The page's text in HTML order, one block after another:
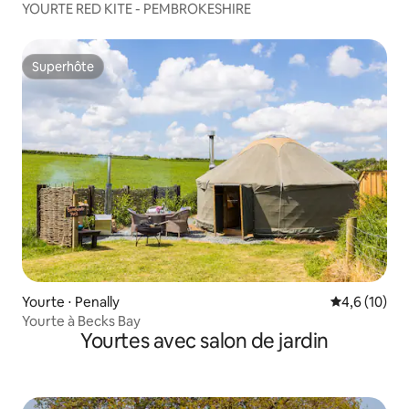
YOURTE RED KITE - PEMBROKESHIRE
Superhôte
Superhôte
Yourte ⋅ Penally Évaluation
4,6 (10)
Yourte à Becks Bay
Yourtes avec salon de jardin